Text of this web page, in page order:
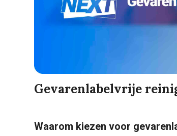
Gevarenlabelvrije
Waarom kiezen voor